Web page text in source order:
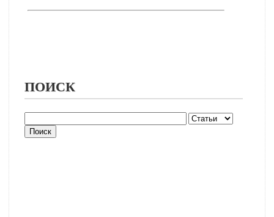
ПОИСК